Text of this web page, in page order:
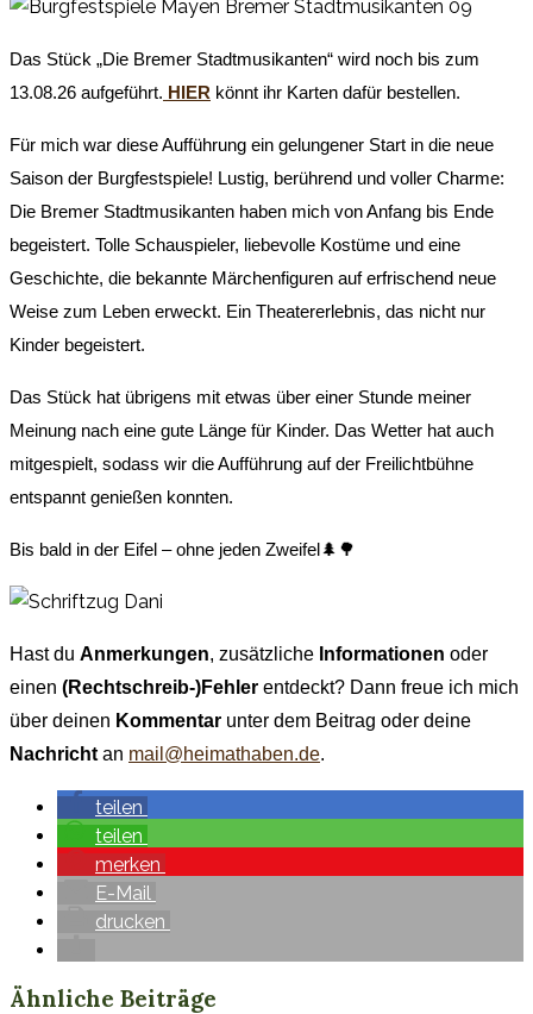
Das Stück „Die Bremer Stadtmusikanten“ wird noch bis zum
13.08.26 aufgeführt. HIER könnt ihr Karten dafür bestellen.
Für mich war diese Aufführung ein gelungener Start in die neue
Saison der Burgfestspiele! Lustig, berührend und voller Charme:
Die Bremer Stadtmusikanten haben mich von Anfang bis Ende
begeistert. Tolle Schauspieler, liebevolle Kostüme und eine
Geschichte, die bekannte Märchenfiguren auf erfrischend neue
Weise zum Leben erweckt. Ein Theatererlebnis, das nicht nur
Kinder begeistert.
Das Stück hat übrigens mit etwas über einer Stunde meiner
Meinung nach eine gute Länge für Kinder. Das Wetter hat auch
mitgespielt, sodass wir die Aufführung auf der Freilichtbühne
entspannt genießen konnten.
Bis bald in der Eifel – ohne jeden Zweifel🌲🌳
Hast du Anmerkungen, zusätzliche Informationen oder
einen (Rechtschreib-)Fehler entdeckt? Dann freue ich mich
über deinen Kommentar unter dem Beitrag oder deine
Nachricht an mail@heimathaben.de.
teilen
teilen
merken
E-Mail
drucken
Ähnliche Beiträge